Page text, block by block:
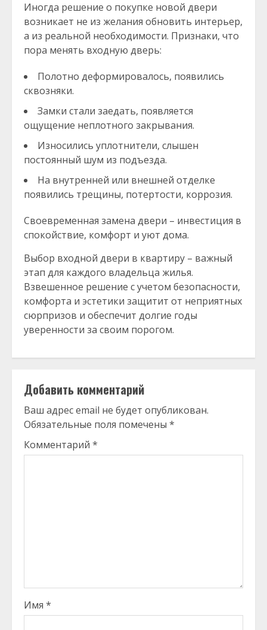
Иногда решение о покупке новой двери
возникает не из желания обновить интерьер,
а из реальной необходимости. Признаки, что
пора менять входную дверь:
Полотно деформировалось, появились
сквозняки.
Замки стали заедать, появляется
ощущение неплотного закрывания.
Износились уплотнители, слышен
постоянный шум из подъезда.
На внутренней или внешней отделке
появились трещины, потертости, коррозия.
Своевременная замена двери – инвестиция в
спокойствие, комфорт и уют дома.
Выбор входной двери в квартиру – важный
этап для каждого владельца жилья.
Взвешенное решение с учетом безопасности,
комфорта и эстетики защитит от неприятных
сюрпризов и обеспечит долгие годы
уверенности за своим порогом.
Добавить комментарий
Ваш адрес email не будет опубликован.
Обязательные поля помечены *
Комментарий *
Имя *